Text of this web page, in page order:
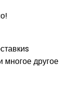
многое другое